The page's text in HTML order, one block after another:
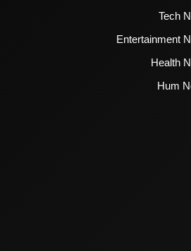
Tech
Entertainment
Health
Hum